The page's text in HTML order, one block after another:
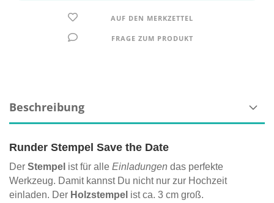
AUF DEN MERKZETTEL
FRAGE ZUM PRODUKT
Beschreibung
Runder Stempel Save the Date
Der Stempel ist für alle Einladungen das perfekte
Werkzeug. Damit kannst Du nicht nur zur Hochzeit
einladen. Der Holzstempel ist ca. 3 cm groß.